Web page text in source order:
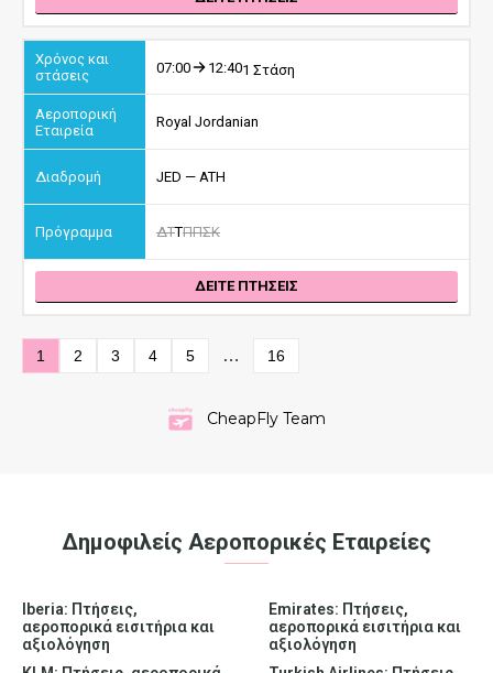
07:00 12:401 Στάση
Royal Jordanian
JED — ATH
ΔΤΤΠΠΣΚ
ΔΕΙΤΕ ΠΤΗΣΕΙΣ
1 2 3 4 5 … 16
CheapFly Team
Δημοφιλείς Αεροπορικές Εταιρείες
Iberia: Πτήσεις,
αεροπορικά εισιτήρια και
αξιολόγηση
Emirates: Πτήσεις,
αεροπορικά εισιτήρια και
αξιολόγηση